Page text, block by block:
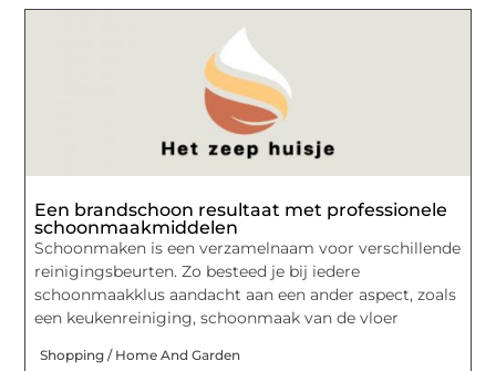
Een brandschoon resultaat met professionele
schoonmaakmiddelen
Schoonmaken is een verzamelnaam voor verschillende
reinigingsbeurten. Zo besteed je bij iedere
schoonmaakklus aandacht aan een ander aspect, zoals
een keukenreiniging, schoonmaak van de vloer
Shopping / Home And Garden